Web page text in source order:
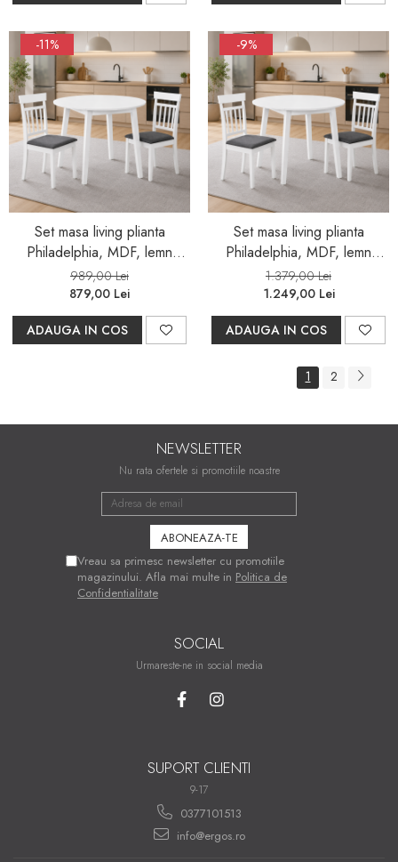
-11%
Set masa living plianta
Philadelphia, MDF, lemn
masiv, rotunda, 55/90 x 90 x
74,8 cm si 2 scaune Hudson,
tapiterie stofa,94x50x42 cm,
alb/gri
989,00 Lei
879,00 Lei
ADAUGA IN COS
-9%
Set masa living plianta
Philadelphia, MDF, lemn
masiv, rotunda, 55/90 x 90 x
74,8 cm si 4 scaune Hudson,
tapiterie stofa,94x50x42 cm,
alb/gri
1.379,00 Lei
1.249,00 Lei
ADAUGA IN COS
1 2
NEWSLETTER
Nu rata ofertele si promotiile noastre
Vreau sa primesc newsletter cu promotiile
magazinului. Afla mai multe in Politica de
Confidentialitate
SOCIAL
Urmareste-ne in social media
SUPORT CLIENTI
9-17
0377101513
info@ergos.ro